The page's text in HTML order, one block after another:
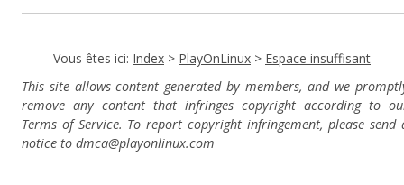
Vous êtes ici: Index > PlayOnLinux > Espace insuffisant
This site allows content generated by members, and we
remove any content that infringes copyright according to
Terms of Service. To report copyright infringement, please send
notice to dmca@playonlinux.com